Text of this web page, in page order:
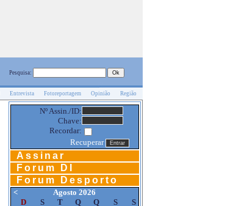
Pesquisa:
Entrevista Fotoreportagem Opinião Região
Nº Assin./ID:
Chave:
Recordar:
Recuperar
Assinar
Forum DI
Forum Desporto
<
Agosto 2026
D
S T Q Q S
S